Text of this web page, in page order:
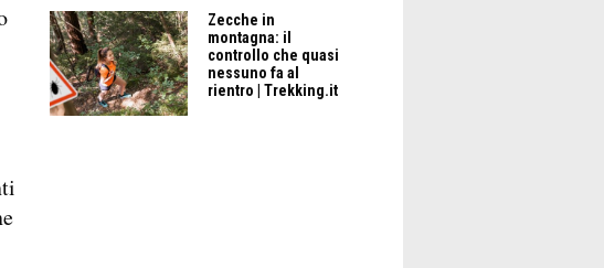
Zecche in
montagna: il
controllo che quasi
nessuno fa al
rientro | Trekking.it